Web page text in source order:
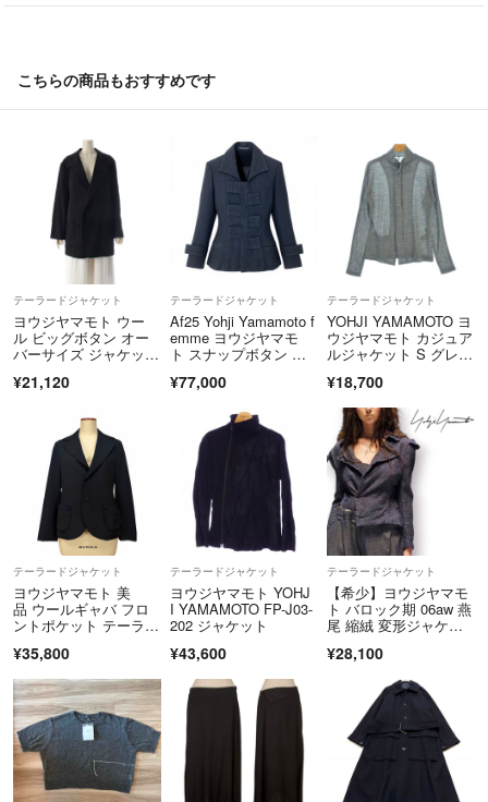
◆できる限り24時間以内に発送しますが、急ぎの場合は念のためコメ
ントでご確認ください。
◆商品サイズによって、らくらく⇄ゆうゆうを変更する場合がございま
最後まで読んで下さり、ありがとうございます！
こちらの商品もおすすめです
テーラードジャケット
ヨウジヤマモト ウー
ル ビッグボタン オー
バーサイズ ジャケッ
ト YJ-J23-544 ブラッ
¥21,120
テーラードジャケット
Af25 Yohji Yamamoto f
emme ヨウジヤマモ
ト スナップボタン 中
ルクブレンド FE-J05-1
¥77,000
テーラードジャケット
YOHJI YAMAMOTO ヨ
ウジヤマモト カジュア
ルジャケット S グレ
【送料無料】
¥18,700
テーラードジャケット
ヨウジヤマモト 美
品 ウールギャバ フロ
ントポケット テーラー
¥35,800
テーラードジャケット
ヨウジヤマモト YOHJ
I YAMAMOTO FP-J03-
202 ジャケット
¥43,600
テーラードジャケット
【希少】ヨウジヤマモ
ト バロック期 06aw 燕
尾 縮絨 変形ジャケッ
¥28,100